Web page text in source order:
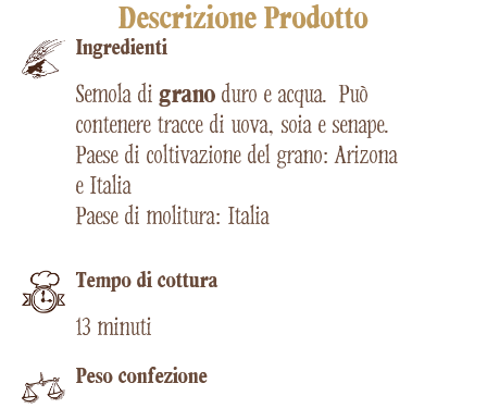
Descrizione Prodotto
Ingredienti
Semola digrano duro e acqua. Può
contenere tracce di uova, soia e senape.
Paese di coltivazione del grano: Arizona
e Italia
Paese di molitura: Italia
Tempo di cottura​
13 minuti
Peso confezione